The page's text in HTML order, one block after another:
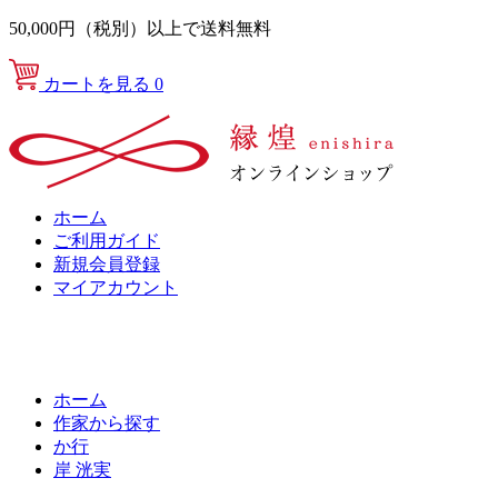
50,000円（税別）以上で送料無料
カートを見る 0
ホーム
ご利用ガイド
新規会員登録
マイアカウント
ホーム
作家から探す
か行
岸 洸実